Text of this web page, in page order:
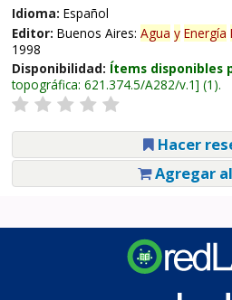
Idioma: Español
Editor: Buenos Aires: Agua y Energía
1998
Disponibilidad: Ítems disponibles
topográfica: 621.374.5/A282/v.1 (1).
Hacer
Agregar